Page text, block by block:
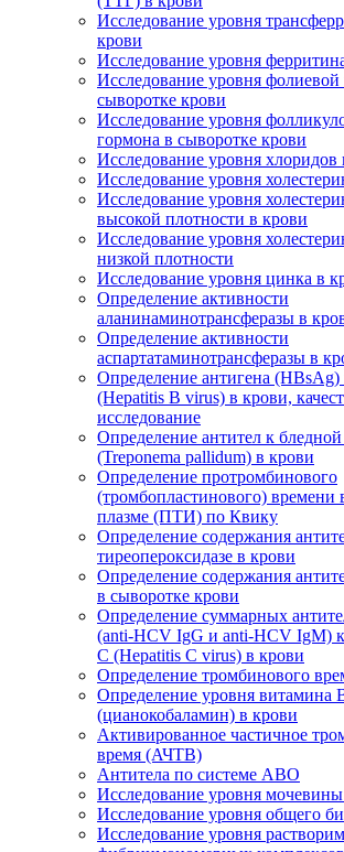
Исследование уровня
крови
Исследование уровня
Исследование уровня фолиевой
сыворотке крови
Исследование уровня
гормона в сыворотке крови
Исследование уровня хлоридов
Исследование уровня
Исследование уровня
высокой плотности в крови
Исследование уровня
низкой плотности
Исследование уровня цинка в
Определение активности
аланинаминотрансферазы в
Определение активности
аспартатаминотрансферазы в
Определение антигена (HBsAg)
(Hepatitis B virus) в крови,
исследование
Определение антител к
(Treponema pallidum) в крови
Определение протромбинового
(тромбопластинового) времени
плазме (ПТИ) по Квику
Определение содержания
тиреопероксидазе в крови
Определение содержания
в сыворотке крови
Определение суммарных
(anti-HCV IgG и anti-HCV IgM) к
C (Hepatitis C virus) в крови
Определение тромбинового
Определение уровня витамина
(цианокобаламин) в крови
Активированное частичное
время (АЧТВ)
Антитела по системе АВО
Исследование уровня
Исследование уровня общего
Исследование уровня